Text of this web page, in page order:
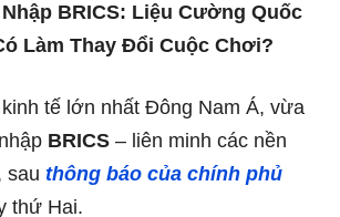
BRICS: Liệu Cường Quốc
Làm Thay Đổi Cuộc Chơi?
tế lớn nhất Đông Nam Á, vừa
BRICS – liên minh các nền
sau thông báo của chính phủ
thứ Hai.